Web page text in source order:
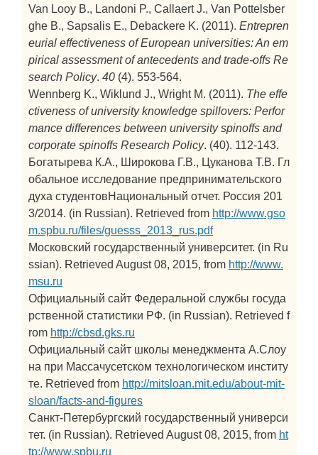
Van Looy B., Landoni P., Callaert J., Van Pottelsber
ghe B., Sapsalis E., Debackere K. (2011). Entrepren
eurial effectiveness of European universities: An em
pirical assessment of antecedents and trade-offs Re
search Policy. 40 (4). 553-564.
Wennberg K., Wiklund J., Wright M. (2011). The effe
ctiveness of university knowledge spillovers: Perfor
mance differences between university spinoffs and
corporate spinoffs Research Policy. (40). 112-143.
Богатырева К.А., Широкова Г.В., Цуканова Т.В. Гл
обальное исследование предпринимательского
духа студентовНациональный отчет. Россия 201
3/2014. (in Russian). Retrieved from http://www.gso
m.spbu.ru/files/guesss_2013_rus.pdf
Московский государственный университет. (in Ru
ssian). Retrieved August 08, 2015, from http://www.
msu.ru
Официальный сайт Федеральной службы госуда
рственной статистики РФ. (in Russian). Retrieved f
rom http://cbsd.gks.ru
Официальный сайт школы менеджмента А.Слоу
на при Массачусетском технологическом институ
те. Retrieved from http://mitsloan.mit.edu/about-mit-
sloan/facts-and-figures
Санкт-Петербургский государственный универси
тет. (in Russian). Retrieved August 08, 2015, from ht
tp://www.spbu.ru